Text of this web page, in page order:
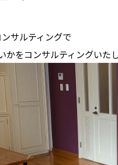
サルティングで
かをコンサルティングいた